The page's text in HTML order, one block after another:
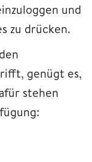
und
zu drücken.
genügt es,
stehen